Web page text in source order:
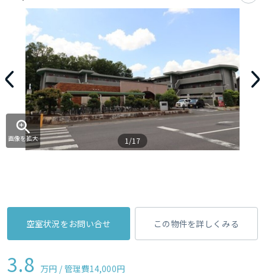
画像を拡大 1/17
空室状況をお問い合せ この物件を詳しくみる
3.8 万円 / 管理費14,000円